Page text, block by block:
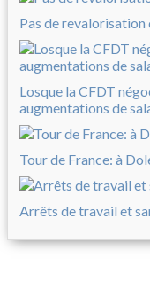
Pas de
Losque la CFDT
augmentations de
Tour de France: à
Arrêts de travail et